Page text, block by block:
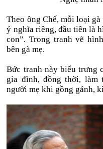
Theo ông Chế, mỗi loại
ý nghĩa riêng, đầu tiên là
con”. Trong tranh vẽ
bên gà mẹ.
Bức tranh này biểu trưng
gia đình, đồng thời, làm
người mẹ khi gồng gánh,